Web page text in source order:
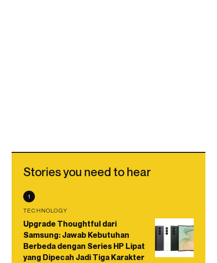
Stories you need to hear
1
TECHNOLOGY
Upgrade Thoughtful dari
Samsung: Jawab Kebutuhan
Berbeda dengan Series HP Lipat
yang Dipecah Jadi Tiga Karakter